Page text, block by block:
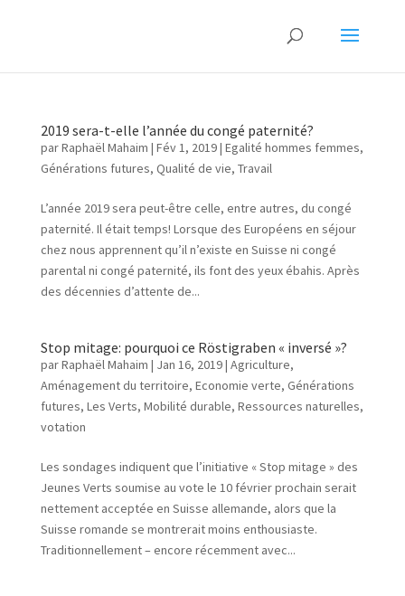
2019 sera-t-elle l’année du congé paternité?
parRaphaël Mahaim | Fév 1, 2019| Egalité hommes femmes,
Générations futures, Qualité de vie, Travail
L’année 2019 sera peut-être celle, entre autres, du congé
paternité. Il était temps! Lorsque des Européens en séjour
chez nous apprennent qu’il n’existe en Suisse ni congé
parental ni congé paternité, ils font des yeux ébahis. Après
des décennies d’attente de...
Stop mitage: pourquoi ce Röstigraben « inversé »?
parRaphaël Mahaim | Jan 16, 2019| Agriculture,
Aménagement du territoire, Economie verte, Générations
futures, Les Verts, Mobilité durable, Ressources naturelles,
votation
Les sondages indiquent que l’initiative « Stop mitage » des
Jeunes Verts soumise au vote le 10 février prochain serait
nettement acceptée en Suisse allemande, alors que la
Suisse romande se montrerait moins enthousiaste.
Traditionnellement – encore récemment avec...